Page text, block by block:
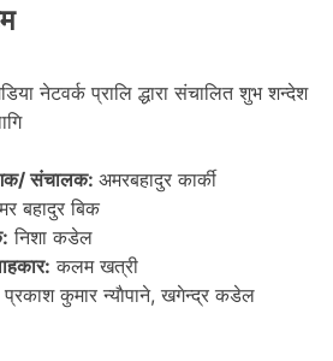
नेटवर्क प्रालि द्धारा संचालित शुभ शन्देश
संचालक: अमरबहादुर कार्की
बहादुर बिक
निशा कडेल
कलम खत्री
प्रकाश कुमार न्याैपाने, खगेन्द्र कडेल